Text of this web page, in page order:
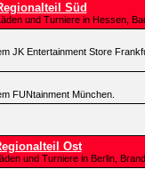
Süd
und Turniere in Hessen,
JK Entertainment Store
FUNtainment München.
Ost
und Turniere in Berlin,